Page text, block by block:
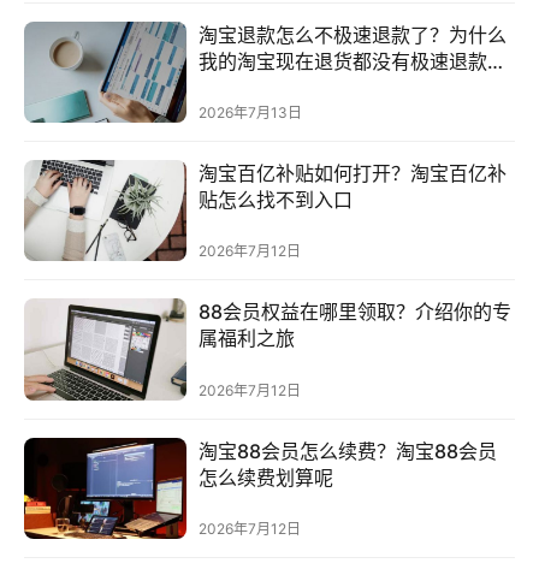
广
私
域
问
答
社
区
淘宝退款怎么不极速退款了？为什么
我的淘宝现在退货都没有极速退款了
2026年7月13日
淘宝百亿补贴如何打开？淘宝百亿补
贴怎么找不到入口
2026年7月12日
88会员权益在哪里领取？介绍你的专
属福利之旅
2026年7月12日
淘宝88会员怎么续费？淘宝88会员
怎么续费划算呢
2026年7月12日